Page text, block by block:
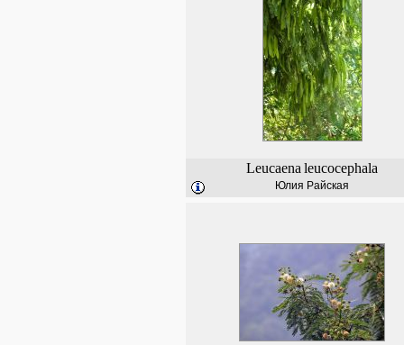
Leucaena leucocephala
Юлия Райская